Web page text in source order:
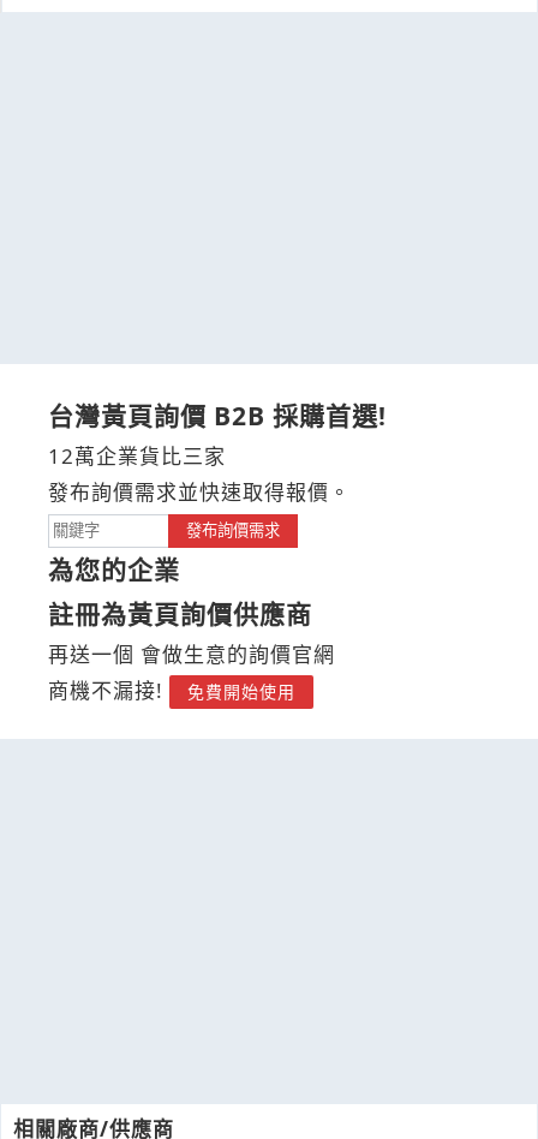
台灣黃頁詢價 B2B 採購首選!
12萬企業貨比三家
發布詢價需求並快速取得報價。
發布詢價需求
為您的企業
註冊為黃頁詢價供應商
再送一個 會做生意的詢價官網
商機不漏接!
免費開始使用
相關廠商/供應商